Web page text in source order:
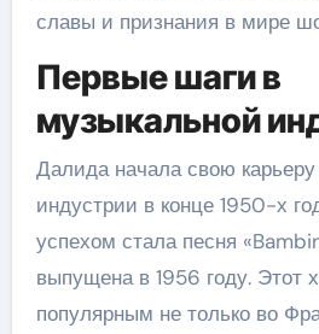
славы и признания в мире
Первые шаги в
музыкальной
Далида начала свою
индустрии в конце 1950-х
успехом стала песня
выпущена в 1956 году. Этот
популярным не только во